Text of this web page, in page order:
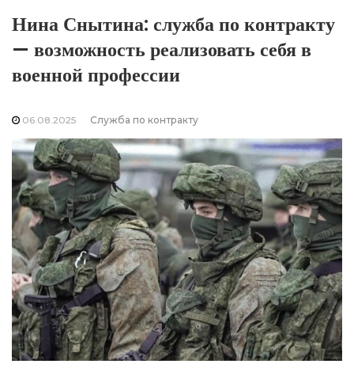
Нина Снытина: служба по контракту
— возможность реализовать себя в
военной профессии
06.08.2025 Служба по контракту